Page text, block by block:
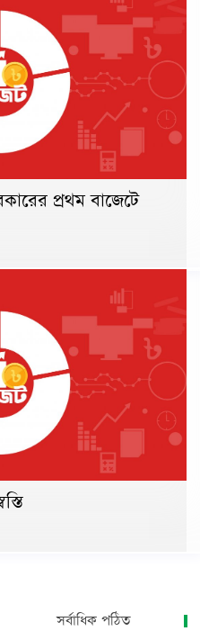
প্রথম বাজেটে
সর্বাধিক পঠিত